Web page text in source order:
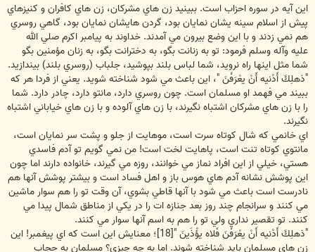
اين آيه در سوره احزاب است. ببينيد زن هاي مشركان، زن هاي كافران و كنيزهاي
پيش از اسلام سينه يشان نمايان بود، گردن هايشان نمايان بود، گاهي روسري
هم نمي زدند و با اين وضع بيرون مي آمدند. خداوند به پيامبر اكرم صلي الله
عليه وآله وسلم فرمود: تو به زنانت بگو، به دخترانت بگو، به زنان مؤمنين بگو
شما مثل اينها راه نرويد، شما لباس بلند بپوشيد، جلباب (روسري بلند) بيندازيد.
"ذهلِكَ أَدْنيه أَنْ يعْرَفْنَ "، اين باعث مي شود شناخته شويد. يعني از فردا هر كه
ببيند مي فهمد او مسلمان است. چون روسري دارد، مانتو دارد، چادر دارد. شما
را با زن هاي مشركان اشتباه نگيرند، با زن هاي آلوده و با زن هاي خياباني اشتباه
نگيرند.
اي خانمي كه شال كوتاه سرت است، موهايت از جلو و پشت سر نمايان است،
مانتوي كوتاه تنت است، پاهايت لخت است! من نمي گويم تو آدم فاسدي
هستي، خيلي از اين افراد نماز مي خوانند، روزه مي گيرند، خانواده دارند اما چون
اين پوشش نشانه آدم هاي هوس باز و اهل فساد است و بيشتر پوشش آنها هم
نادرست است باعث مي شود با آنها قاطي بشوي، آن وقت تو را هم سوار ماشين
مي كنند و سرانجام چند روز بعد جنازه ات را در يكي از مناطق شمال پيدا مي
كنند. تو تقصير نداري ولي تو را هم به اسم آنها سوار مي كنند.
"ذهلِكَ أَدْنيه أَنْ يعْرَفْنَ فَلاه يؤْذَينَ "[18]؛ معنايش اين است كه اي پيغمبر! اين
زن هاي مسلمان بايد شناخته شوند. اما به چه چيزي؟ مسلمان به حجاب